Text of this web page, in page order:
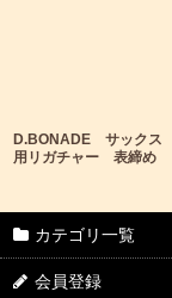
D.BONADE サックス
用リガチャー 表締め
カテゴリ一覧
会員登録